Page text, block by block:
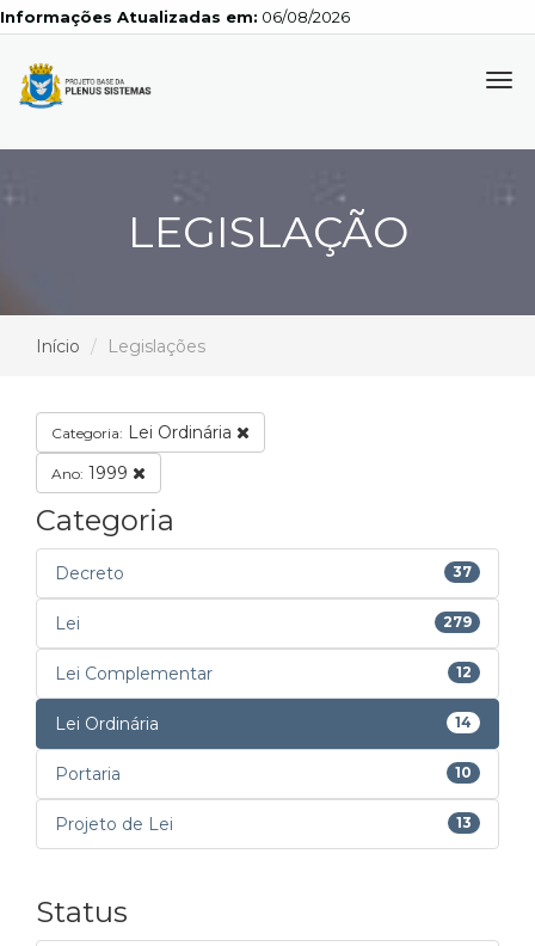
Atualizadas em: 06/08/2026
LEGISLAÇÃO
Início Legislações
Categoria: Lei Ordinária
Ano: 1999
Categoria
Decreto 37
Lei 279
Lei Complementar 12
Lei Ordinária 14
Portaria 10
Projeto de Lei 13
Status